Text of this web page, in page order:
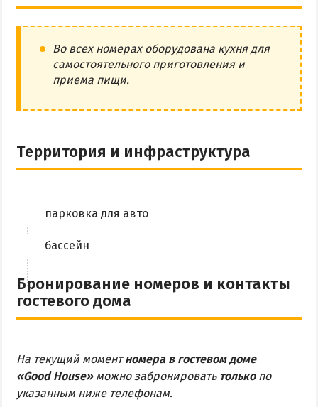
Во всех номерах оборудована кухня для
самостоятельного приготовления и
приема пищи.
Территория и инфраструктура
парковка для авто
бассейн
Бронирование номеров и контакты
гостевого дома
На текущий моментномера в гостевом доме
«Good House»можно забронировать толькопо
указанным ниже телефонам.